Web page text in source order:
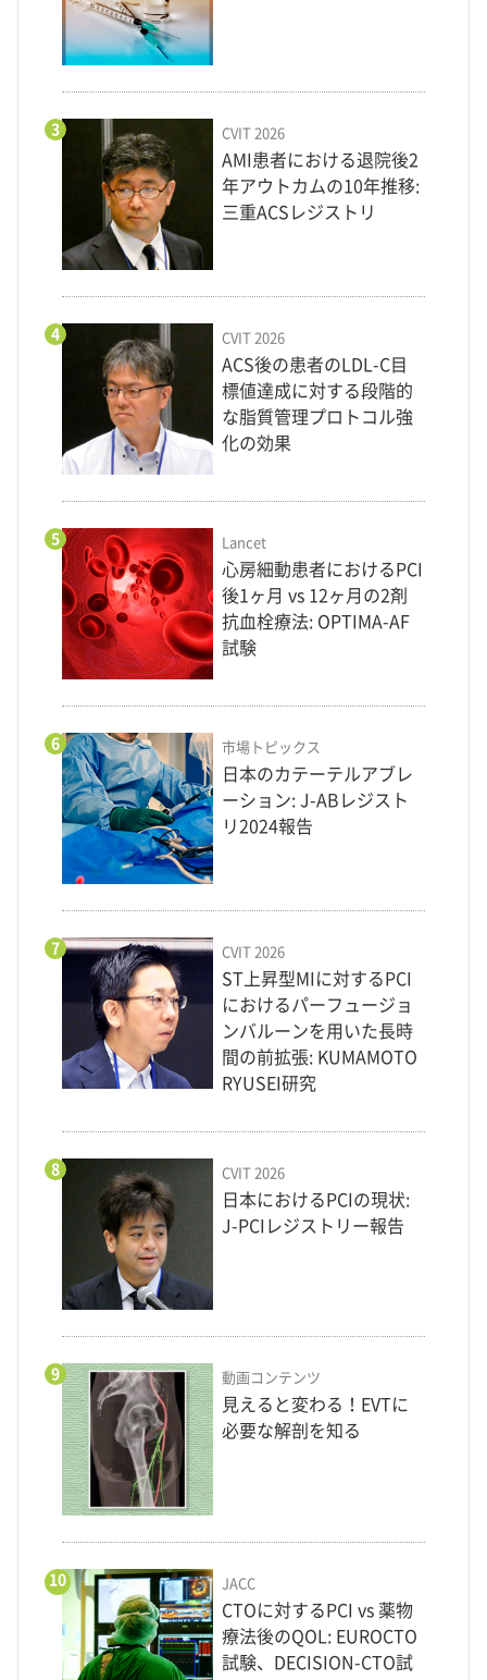
3 CVIT 2026
AMI患者における退院後2
年アウトカムの10年推移:
三重ACSレジストリ
4 CVIT 2026
ACS後の患者のLDL-C目
標値達成に対する段階的
な脂質管理プロトコル強
化の効果
5 Lancet
心房細動患者におけるPCI
後1ヶ月 vs 12ヶ月の2剤
抗血栓療法: OPTIMA-AF
試験
6 市場トピックス
日本のカテーテルアブレ
ーション: J-ABレジスト
リ2024報告
7 CVIT 2026
ST上昇型MIに対するPCI
におけるパーフュージョ
ンバルーンを用いた長時
間の前拡張: KUMAMOTO
RYUSEI研究
8 CVIT 2026
日本におけるPCIの現状:
J-PCIレジストリー報告
9 動画コンテンツ
見えると変わる！EVTに
必要な解剖を知る
10 JACC
CTOに対するPCI vs 薬物
療法後のQOL: EUROCTO
試験、DECISION-CTO試